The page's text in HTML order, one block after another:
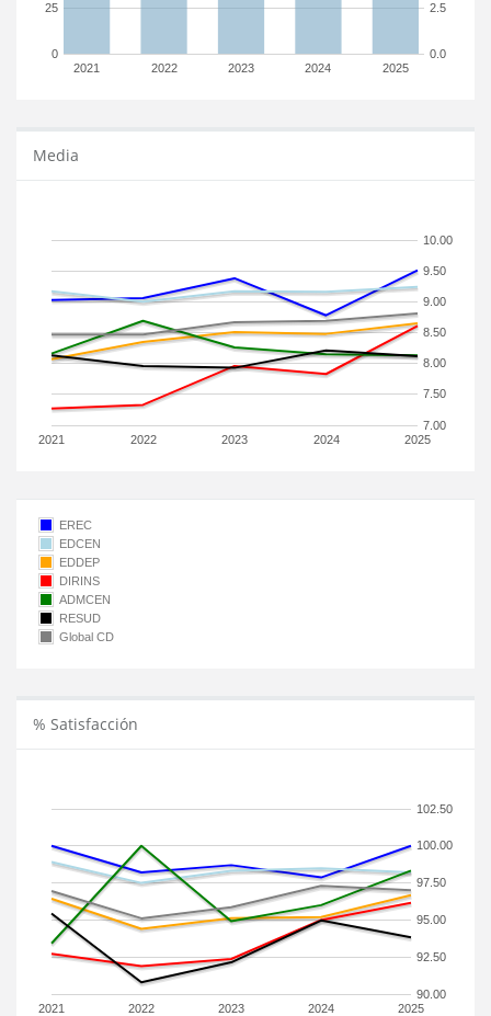
2021 2022 2023 2024 2025
0
25
0.0
2.5
Media
2021 2022 2023 2024 2025
7.00
7.50
8.00
8.50
9.00
9.50
10.00
EREC
EDCEN
EDDEP
DIRINS
ADMCEN
RESUD
Global CD
% Satisfacción
2021 2022 2023 2024 2025
90.00
92.50
95.00
97.50
100.00
102.50